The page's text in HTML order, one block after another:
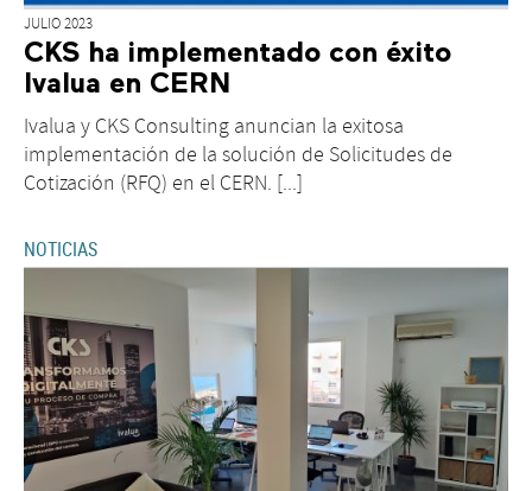
JULIO 2023
CKS ha implementado con éxito
Ivalua en CERN
Ivalua y CKS Consulting anuncian la exitosa
implementación de la solución de Solicitudes de
Cotización (RFQ) en el CERN. [...]
NOTICIAS